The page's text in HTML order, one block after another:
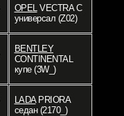
OPELVECTRA C
универсал (Z02)
BENTLEY
CONTINENTAL
купе (3W_)
LADAPRIORA
седан (2170_)